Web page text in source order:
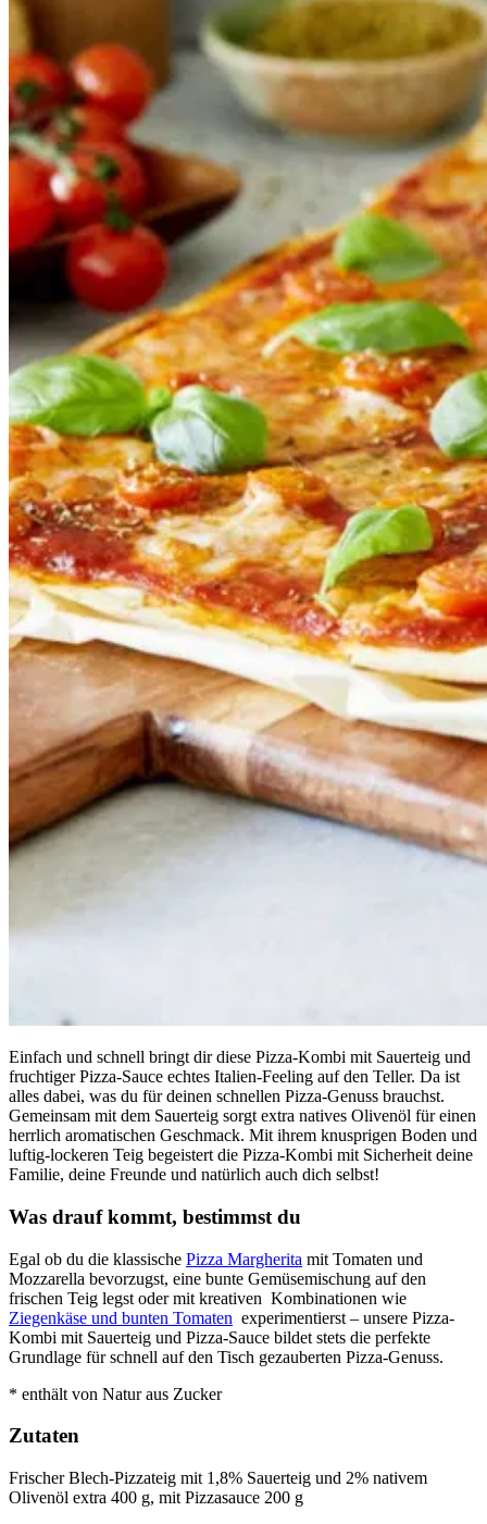
Einfach und schnell bringt dir diese Pizza-Kombi mit Sauerteig und
fruchtiger Pizza-Sauce echtes Italien-Feeling auf den Teller. Da ist
alles dabei, was du für deinen schnellen Pizza-Genuss brauchst.
Gemeinsam mit dem Sauerteig sorgt extra natives Olivenöl für einen
herrlich aromatischen Geschmack. Mit ihrem knusprigen Boden und
luftig-lockeren Teig begeistert die Pizza-Kombi mit Sicherheit deine
Familie, deine Freunde und natürlich auch dich selbst!
Was drauf kommt, bestimmst du
Egal ob du die klassische Pizza Margherita mit Tomaten und
Mozzarella bevorzugst, eine bunte Gemüsemischung auf den
frischen Teig legst oder mit kreativen Kombinationen wie
Ziegenkäse und bunten Tomaten experimentierst – unsere Pizza-
Kombi mit Sauerteig und Pizza-Sauce bildet stets die perfekte
Grundlage für schnell auf den Tisch gezauberten Pizza-Genuss.
* enthält von Natur aus Zucker
Zutaten
Frischer Blech-Pizzateig mit 1,8% Sauerteig und 2% nativem
Olivenöl extra 400 g, mit Pizzasauce 200 g